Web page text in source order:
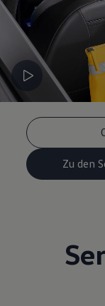
Zu den